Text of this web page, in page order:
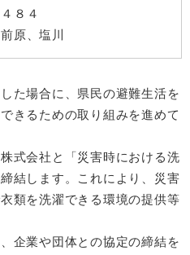
４８４
前原、塩川
た場合に、県民の避難生活を
きるための取り組みを進めて
式会社と「災害時における洗
結します。これにより、災害
類を洗濯できる環境の提供等
企業や団体との協定の締結を